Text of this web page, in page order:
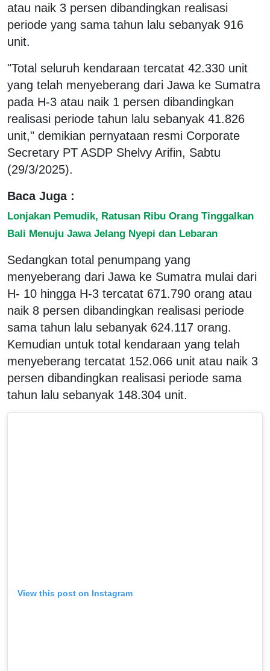
atau naik 3 persen dibandingkan realisasi
periode yang sama tahun lalu sebanyak 916
unit.
"Total seluruh kendaraan tercatat 42.330 unit
yang telah menyeberang dari Jawa ke Sumatra
pada H-3 atau naik 1 persen dibandingkan
realisasi periode tahun lalu sebanyak 41.826
unit," demikian pernyataan resmi Corporate
Secretary PT ASDP Shelvy Arifin, Sabtu
(29/3/2025).
Baca Juga :
Lonjakan Pemudik, Ratusan Ribu Orang Tinggalkan
Bali Menuju Jawa Jelang Nyepi dan Lebaran
Sedangkan total penumpang yang
menyeberang dari Jawa ke Sumatra mulai dari
H- 10 hingga H-3 tercatat 671.790 orang atau
naik 8 persen dibandingkan realisasi periode
sama tahun lalu sebanyak 624.117 orang.
Kemudian untuk total kendaraan yang telah
menyeberang tercatat 152.066 unit atau naik 3
persen dibandingkan realisasi periode sama
tahun lalu sebanyak 148.304 unit.
View this post on Instagram